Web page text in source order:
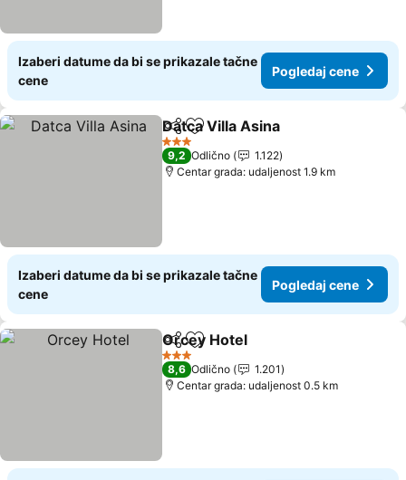
Izaberi datume da bi se prikazale tačne
cene
Pogledaj cene
Deli Dodati u favorite
Datca Villa Asina
3 Zvezdice
9,2 Odlično
1.122
Centar grada: udaljenost 1.9 km
Izaberi datume da bi se prikazale tačne
cene
Pogledaj cene
Deli Dodati u favorite
Orcey Hotel
3 Zvezdice
8,6 Odlično
1.201
Centar grada: udaljenost 0.5 km